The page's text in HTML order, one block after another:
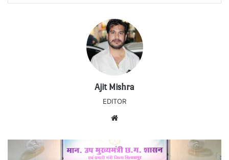
Ajit Mishra
EDITOR